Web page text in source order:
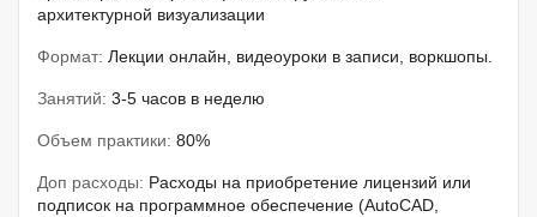
архитектурной визуализации
Формат: Лекции онлайн, видеоуроки в записи, воркшопы.
Занятий: 3-5 часов в неделю
Объем практики: 80%
Доп расходы: Расходы на приобретение лицензий или
подписок на программное обеспечение (AutoCAD,